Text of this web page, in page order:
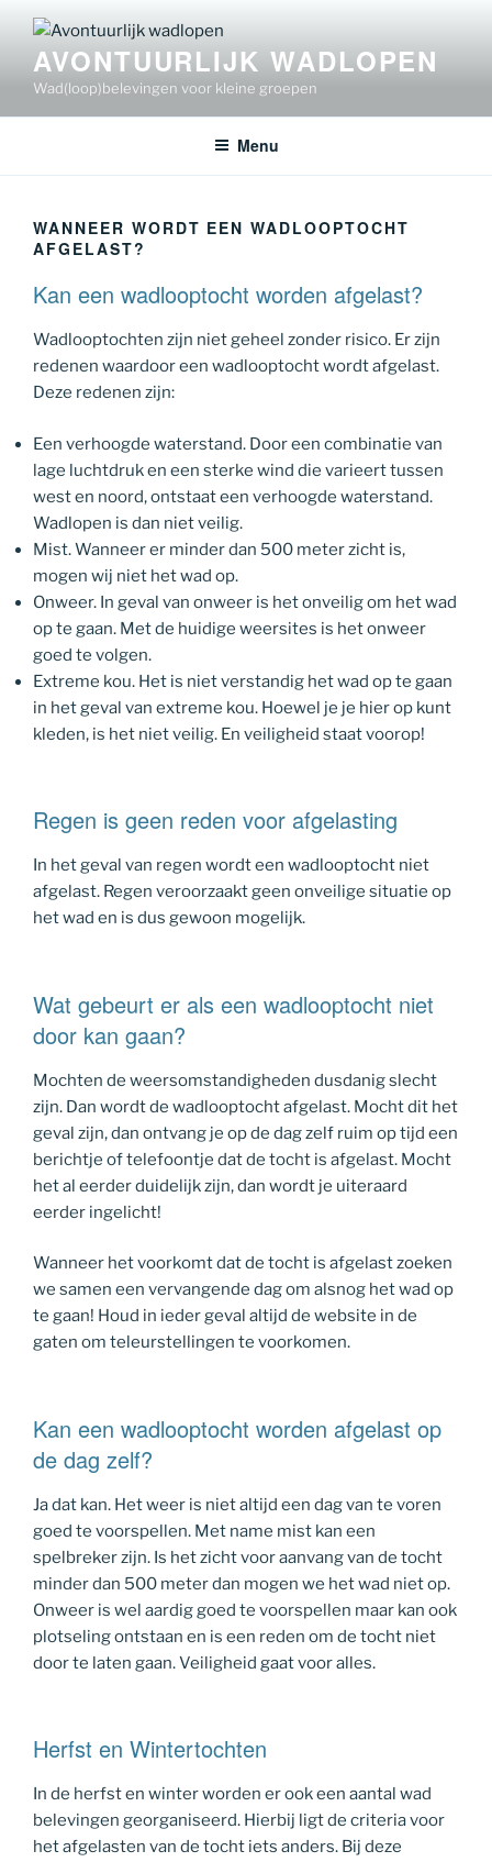
inhoud
AVONTUURLIJK WADLOPEN
Wad(loop)belevingen voor kleine groepen
Menu
WANNEER WORDT EEN WADLOOPTOCHT
AFGELAST?
Kan een wadlooptocht worden afgelast?
Wadlooptochten zijn niet geheel zonder risico. Er zijn
redenen waardoor een wadlooptocht wordt afgelast.
Deze redenen zijn:
Een verhoogde waterstand. Door een combinatie van
lage luchtdruk en een sterke wind die varieert tussen
west en noord, ontstaat een verhoogde waterstand.
Wadlopen is dan niet veilig.
Mist. Wanneer er minder dan 500 meter zicht is,
mogen wij niet het wad op.
Onweer. In geval van onweer is het onveilig om het wad
op te gaan. Met de huidige weersites is het onweer
goed te volgen.
Extreme kou. Het is niet verstandig het wad op te gaan
in het geval van extreme kou. Hoewel je je hier op kunt
kleden, is het niet veilig. En veiligheid staat voorop!
Regen is geen reden voor afgelasting
In het geval van regen wordt een wadlooptocht niet
afgelast. Regen veroorzaakt geen onveilige situatie op
het wad en is dus gewoon mogelijk.
Wat gebeurt er als een wadlooptocht niet
door kan gaan?
Mochten de weersomstandigheden dusdanig slecht
zijn. Dan wordt de wadlooptocht afgelast. Mocht dit het
geval zijn, dan ontvang je op de dag zelf ruim op tijd een
berichtje of telefoontje dat de tocht is afgelast. Mocht
het al eerder duidelijk zijn, dan wordt je uiteraard
eerder ingelicht!
Wanneer het voorkomt dat de tocht is afgelast zoeken
we samen een vervangende dag om alsnog het wad op
te gaan! Houd in ieder geval altijd de website in de
gaten om teleurstellingen te voorkomen.
Kan een wadlooptocht worden afgelast op
de dag zelf?
Ja dat kan. Het weer is niet altijd een dag van te voren
goed te voorspellen. Met name mist kan een
spelbreker zijn. Is het zicht voor aanvang van de tocht
minder dan 500 meter dan mogen we het wad niet op.
Onweer is wel aardig goed te voorspellen maar kan ook
plotseling ontstaan en is een reden om de tocht niet
door te laten gaan. Veiligheid gaat voor alles.
Herfst en Wintertochten
In de herfst en winter worden er ook een aantal wad
belevingen georganiseerd. Hierbij ligt de criteria voor
het afgelasten van de tocht iets anders. Bij deze